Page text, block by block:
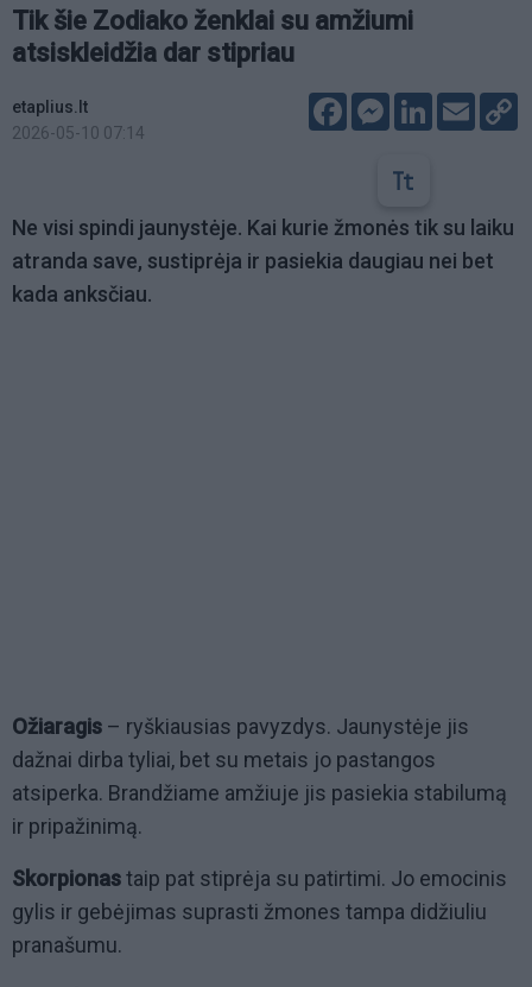
Tik šie Zodiako ženklai su amžiumi
atsiskleidžia dar stipriau
etaplius.lt
2026-05-10 07:14
FacebookMessenger
LinkedIn
Email
Ne visi spindi jaunystėje. Kai kurie žmonės tik su laiku
atranda save, sustiprėja ir pasiekia daugiau nei bet
kada anksčiau.
Ožiaragis – ryškiausias pavyzdys. Jaunystėje jis
dažnai dirba tyliai, bet su metais jo pastangos
atsiperka. Brandžiame amžiuje jis pasiekia stabilumą
ir pripažinimą.
Skorpionastaip pat stiprėja su patirtimi. Jo emocinis
gylis ir gebėjimas suprasti žmones tampa didžiuliu
pranašumu.